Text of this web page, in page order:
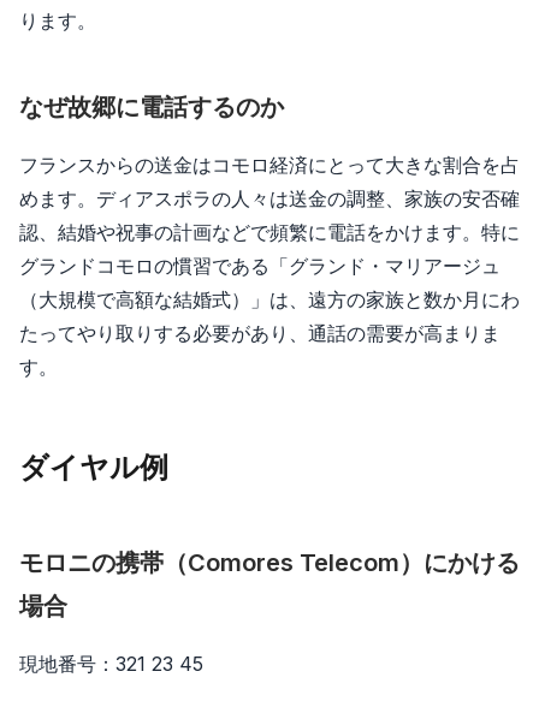
ります。
なぜ故郷に電話するのか
フランスからの送金はコモロ経済にとって大きな割合を占
めます。ディアスポラの人々は送金の調整、家族の安否確
認、結婚や祝事の計画などで頻繁に電話をかけます。特に
グランドコモロの慣習である「グランド・マリアージュ
（大規模で高額な結婚式）」は、遠方の家族と数か月にわ
たってやり取りする必要があり、通話の需要が高まりま
す。
ダイヤル例
モロニの携帯（Comores Telecom）にかける
場合
現地番号：321 23 45